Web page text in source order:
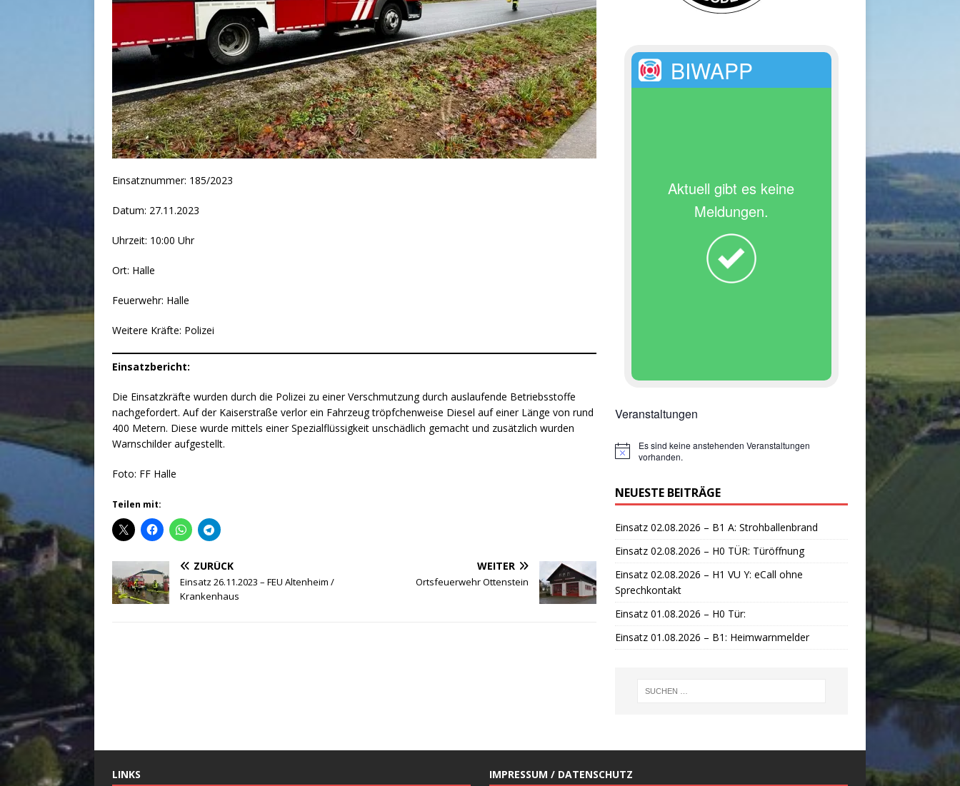
Einsatznummer: 185/2023
Datum: 27.11.2023
Uhrzeit: 10:00 Uhr
Ort: Halle
Feuerwehr: Halle
Weitere Kräfte: Polizei
Einsatzbericht:
Die Einsatzkräfte wurden durch die Polizei zu einer Verschmutzung durch auslaufende Betriebsstoffe
nachgefordert. Auf der Kaiserstraße verlor ein Fahrzeug tröpfchenweise Diesel auf einer Länge von rund
400 Metern. Diese wurde mittels einer Spezialflüssigkeit unschädlich gemacht und zusätzlich wurden
Warnschilder aufgestellt.
Foto: FF Halle
Teilen mit:
ZURÜCK
Einsatz 26.11.2023 – FEU Altenheim /
Krankenhaus
WEITER
Ortsfeuerwehr Ottenstein
BIWAPP
Aktuell gibt es keine
Meldungen.
Veranstaltungen
H
w
e
s
Es sind keine anstehenden Veranstaltungen
vorhanden.
NEUESTE BEITRÄGE
Einsatz 02.08.2026 – B1 A: Strohballenbrand
Einsatz 02.08.2026 – H0 TÜR: Türöffnung
Einsatz 02.08.2026 – H1 VU Y: eCall ohne
Sprechkontakt
Einsatz 01.08.2026 – H0 Tür:
Einsatz 01.08.2026 – B1: Heimwarnmelder
LINKS IMPRESSUM / DATENSCHUTZ